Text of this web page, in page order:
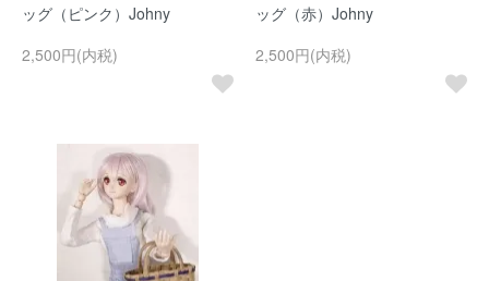
ッグ（ピンク）Johny
2,500円(内税)
ッグ（赤）Johny
2,500円(内税)